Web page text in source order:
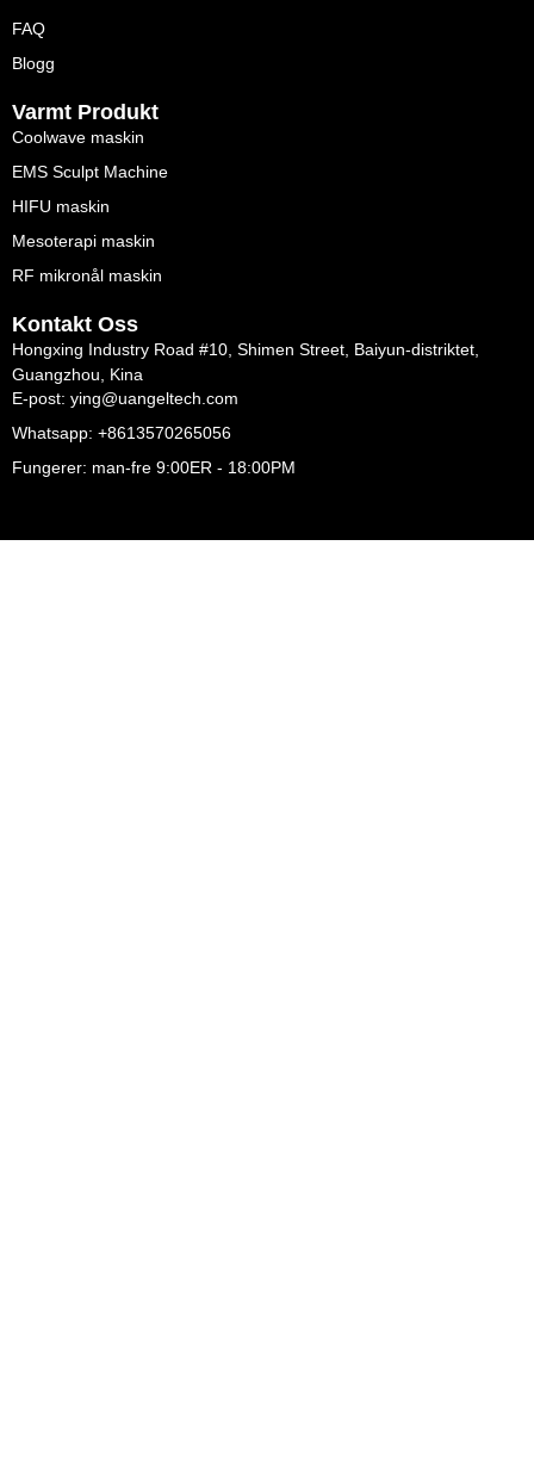
FAQ
Blogg
Varmt Produkt
Coolwave maskin
EMS Sculpt Machine
HIFU maskin
Mesoterapi maskin
RF mikronål maskin
Kontakt Oss
Hongxing Industry Road #10, Shimen Street, Baiyun-distriktet,
Guangzhou, Kina
E-post: ying@uangeltech.com
Whatsapp: +8613570265056
Fungerer: man-fre 9:00ER - 18:00PM